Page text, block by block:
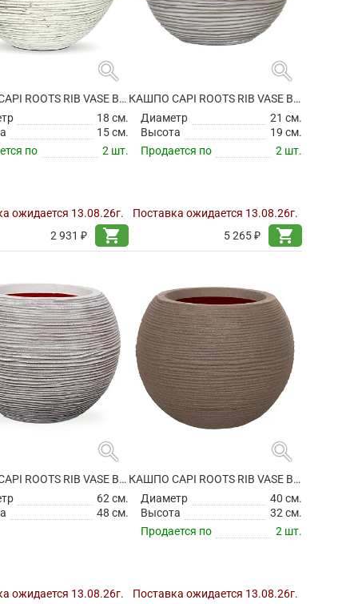
search
КАШПО CAPI ROOTS RIB VASE BALL IVORY
18 см.
15 см.
по
2 шт.
ожидается 13.08.26г.
2 931 ₽
shopping_cart
search
КАШПО CAPI ROOTS RIB VASE BALL IVORY
Диаметр
21 см.
Высота
19 см.
Продается по
2 шт.
Поставка ожидается 13.08.26г.
5 265 ₽
shopping_cart
search
КАШПО CAPI ROOTS RIB VASE BALL IVORY
62 см.
48 см.
ожидается 13.08.26г.
search
КАШПО CAPI ROOTS RIB VASE BALL WARM TAUPE
Диаметр
40 см.
Высота
32 см.
Продается по
2 шт.
Поставка ожидается 13.08.26г.